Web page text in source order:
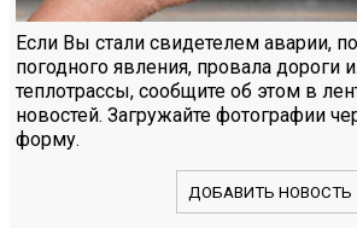
Если Вы стали свидетелем аварии,
погодного явления, провала дороги
теплотрассы, сообщите об этом в
новостей. Загружайте фотографии
форму.
ДОБАВИТЬ НОВОСТЬ